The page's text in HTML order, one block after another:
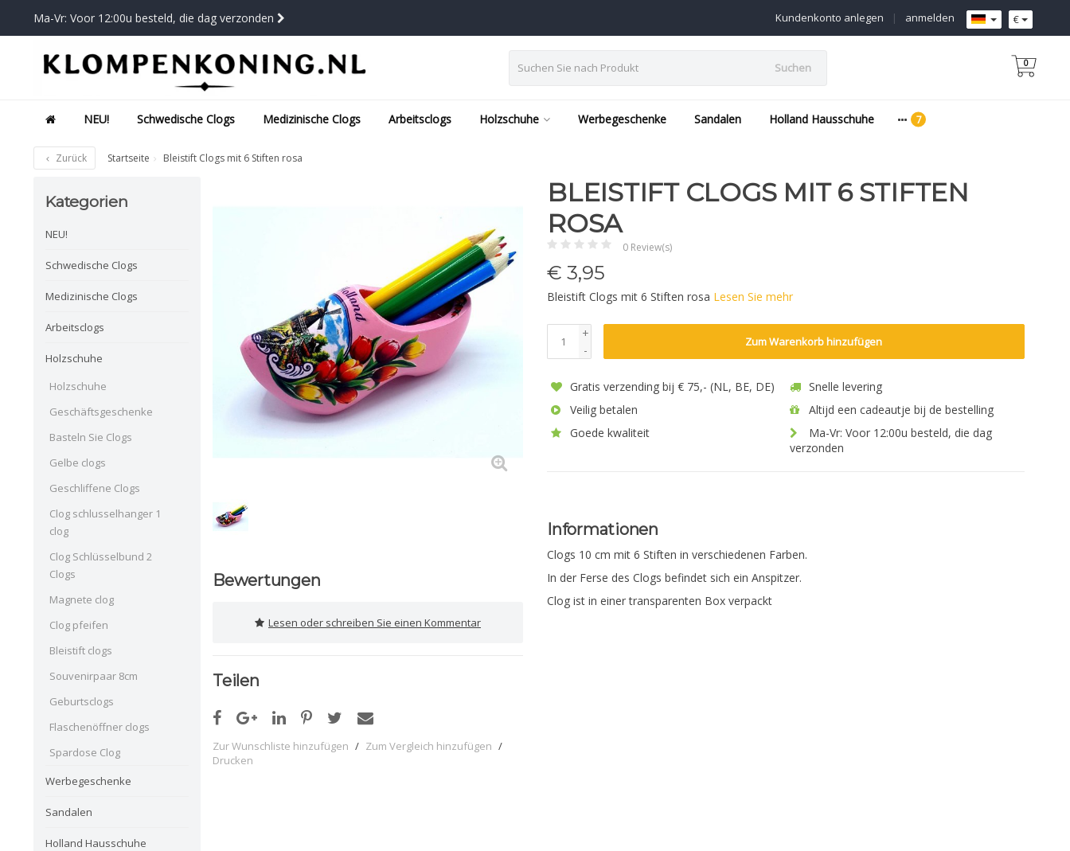
Ma-Vr: Voor 12:00u besteld, die dag verzonden €
anmelden
|
Kundenkonto anlegen
Suchen 0
NEU! Schwedische Clogs Medizinische Clogs Arbeitsclogs Holzschuhe Werbegeschenke Sandalen Holland Hausschuhe
Zurück Startseite Bleistift Clogs mit 6 Stiften rosa
Kategorien
NEU!
Schwedische Clogs
Medizinische Clogs
Arbeitsclogs
Holzschuhe
Holzschuhe
Geschäftsgeschenke
Basteln Sie Clogs
Gelbe clogs
Geschliffene Clogs
Clog schlusselhanger 1
clog
Clog Schlüsselbund 2
Clogs
Magnete clog
Clog pfeifen
Bleistift clogs
Souvenirpaar 8cm
Geburtsclogs
Flaschenöffner clogs
Spardose Clog
Werbegeschenke
Sandalen
Holland Hausschuhe
Bewertungen
Lesen oder schreiben Sie einen Kommentar
Teilen
Zur Wunschliste hinzufügen / Zum Vergleich hinzufügen /
Drucken
BLEISTIFT CLOGS MIT 6 STIFTEN
ROSA
0 Review(s)
€ 3,95
Bleistift Clogs mit 6 Stiften rosa Lesen Sie mehr
+
-
Zum Warenkorb hinzufügen
Gratis verzending bij € 75,- (NL, BE, DE)
Snelle levering
Veilig betalen
Altijd een cadeautje bij de bestelling
Goede kwaliteit
Ma-Vr: Voor 12:00u besteld, die dag
verzonden
Informationen
Clogs 10 cm mit 6 Stiften in verschiedenen Farben.
In der Ferse des Clogs befindet sich ein Anspitzer.
Clog ist in einer transparenten Box verpackt